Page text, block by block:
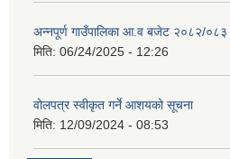
अन्नपूर्ण गाउँपालिका आ.व बजेट २०८२/०८३
मिति: 06/24/2025 - 12:26
वोलपत्र स्वीकृत गर्ने आशयको सूचना
मिति: 12/09/2024 - 08:53